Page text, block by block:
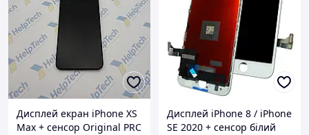
Дисплей екран iPhone XS
Max + сенсор Original PRC
Дисплей iPhone 8 / iPhone
SE 2020 + сенсор білий